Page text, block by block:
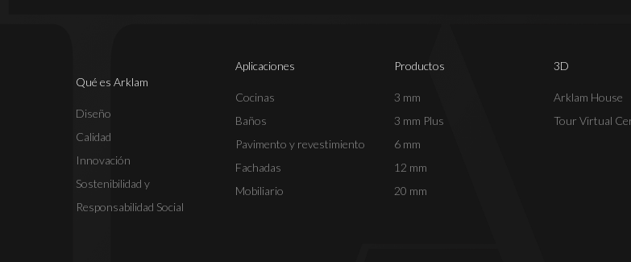
Qué es Arklam
Diseño
Calidad
Innovación
Sostenibilidad y
Responsabilidad Social
Aplicaciones
Cocinas
Baños
Pavimento y revestimiento
Fachadas
Mobiliario
Productos
3 mm
3 mm Plus
6 mm
12 mm
20 mm
3D
Arklam House
Tour Virtual